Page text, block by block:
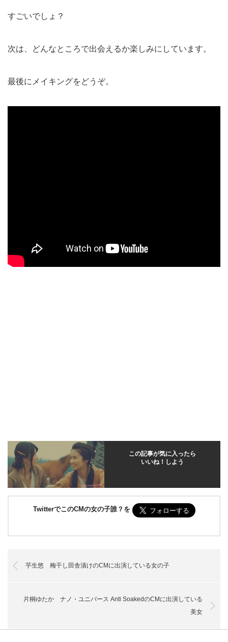
すごいでしょ？
次は、どんなところで出会えるか楽しみにしています。
最後にメイキングをどうぞ。
この記事が気に入ったら
いいね！しよう
TwitterでこのCMの女の子誰？を
芋生悠 梅干し田舎漬けのCMに出演している女の子
片桐ゆたか ナノ・ユニバース Anti SoakedのCMに出演している
美女